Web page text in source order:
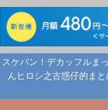
スケバン！デカッフルま
んヒロシ之古惑仔的ま